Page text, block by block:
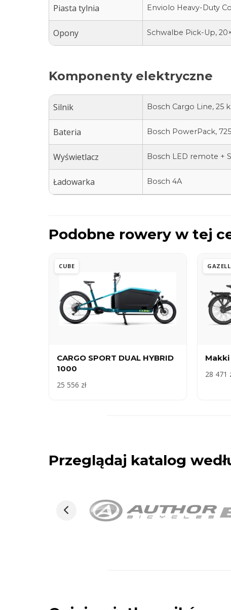
Piasta tylnia Enviolo Heavy-Duty
Opony Schwalbe Pick-Up,
Komponenty elektryczne
Silnik Bosch Cargo Line, 25
Bateria Bosch PowerPack,
Wyświetlacz Bosch LED remote +
Ładowarka Bosch 4A
Podobne rowery w tej
CUBE
CARGO SPORT DUAL HYBRID
1000
25 556 zł
28 471
Przeglądaj katalog